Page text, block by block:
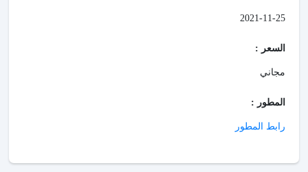
2021-11-25
السعر :
مجاني
المطور :
رابط المطور